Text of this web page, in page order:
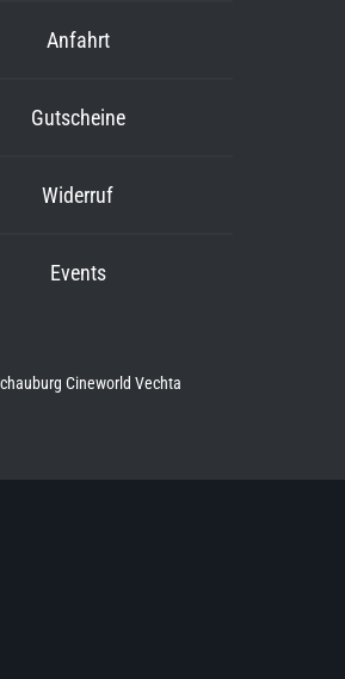
Anfahrt
Gutscheine
Widerruf
Events
Cineworld Vechta